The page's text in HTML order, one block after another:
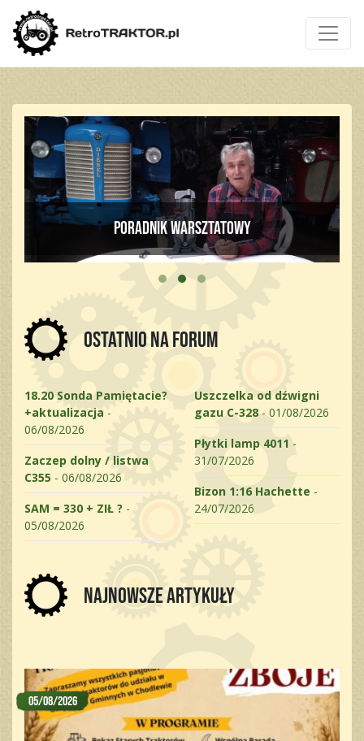
Poradnik warsztatowy
Ostatnio na forum
18.20 Sonda Pamiętacie?
+aktualizacja -
06/08/2026
Zaczep dolny / listwa
C355 - 06/08/2026
SAM = 330 + ZIŁ ? -
05/08/2026
Uszczelka od dźwigni
gazu C-328- 01/08/2026
Płytki lamp 4011 -
31/07/2026
Bizon 1:16 Hachette -
24/07/2026
Najnowsze artykuły
05/08/2026